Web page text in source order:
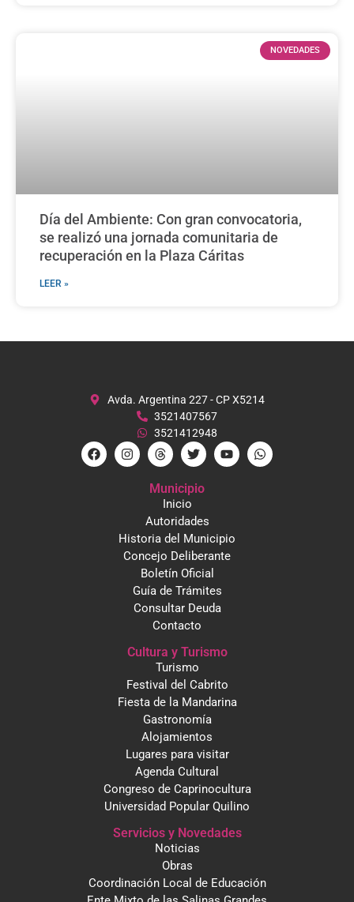
NOVEDADES
Día del Ambiente: Con gran convocatoria,
se realizó una jornada comunitaria de
recuperación en la Plaza Cáritas
LEER »
Avda. Argentina 227 - CP X5214
3521407567
3521412948
Municipio
Inicio
Autoridades
Historia del Municipio
Concejo Deliberante
Boletín Oficial
Guía de Trámites
Consultar Deuda
Contacto
Cultura y Turismo
Turismo
Festival del Cabrito
Fiesta de la Mandarina
Gastronomía
Alojamientos
Lugares para visitar
Agenda Cultural
Congreso de Caprinocultura
Universidad Popular Quilino
Servicios y Novedades
Noticias
Obras
Coordinación Local de Educación